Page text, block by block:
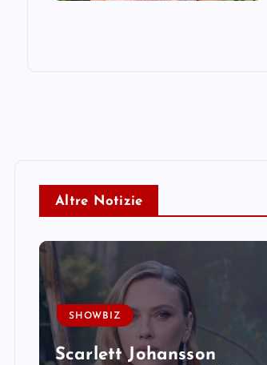
Altre Notizie
SHOWBIZ
Scarlett Johansson